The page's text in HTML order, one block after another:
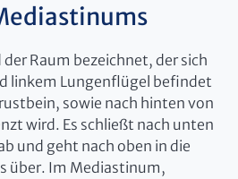
Raum bezeichnet, der sich
linkem Lungenflügel befindet
sowie nach hinten von
wird. Es schließt nach unten
und geht nach oben in die
über. Im Mediastinum,